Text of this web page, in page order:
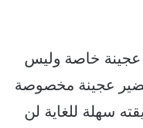
عجينة خاصة وليس
عجينة مخصوصة
سهلة للغاية لن